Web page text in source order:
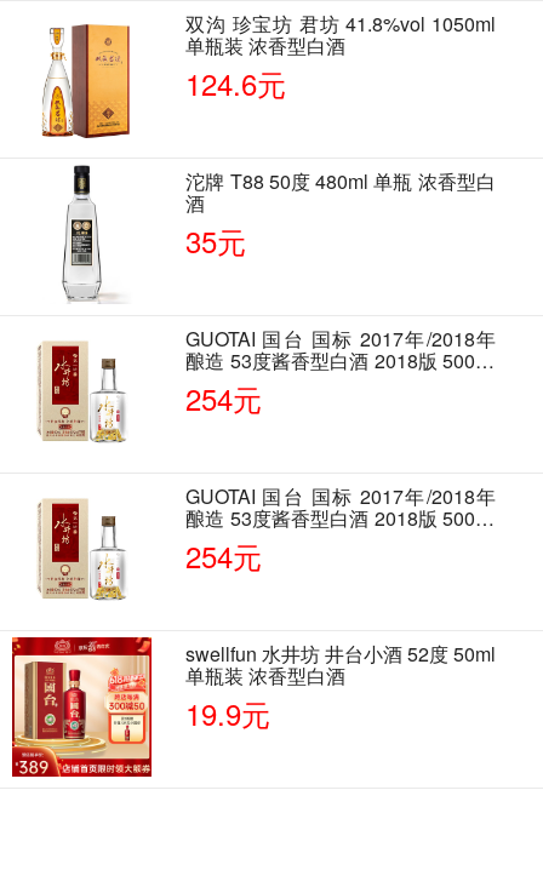
双沟 珍宝坊 君坊 41.8%vol 1050ml
单瓶装 浓香型白酒
124.6元
沱牌 T88 50度 480ml 单瓶 浓香型白
酒
35元
GUOTAI 国台 国标 2017年/2018年
酿造 53度酱香型白酒 2018版 500ml
单瓶装
254元
GUOTAI 国台 国标 2017年/2018年
酿造 53度酱香型白酒 2018版 500ml
单瓶装
254元
swellfun 水井坊 井台小酒 52度 50ml
单瓶装 浓香型白酒
19.9元